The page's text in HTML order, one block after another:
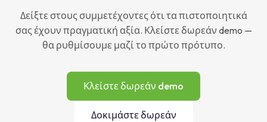
Δείξτε στους συμμετέχοντες ότι τα πιστοποιητικά
σας έχουν πραγματική αξία. Κλείστε δωρεάν demo —
θα ρυθμίσουμε μαζί το πρώτο πρότυπο.
Κλείστε δωρεάν demo
Δοκιμάστε δωρεάν